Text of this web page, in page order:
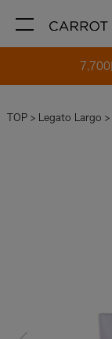
7,700
TOP Legato Largo